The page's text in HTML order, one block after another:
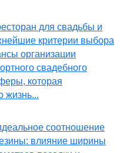
для свадьбы и
критерии выбора
организации
свадебного
которая
жизнь...
соотношение
влияние ширины